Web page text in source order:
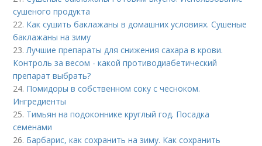
сушеного продукта
22. Как сушить баклажаны в домашних условиях. Сушеные
баклажаны на зиму
23.Лучшие препараты для снижения сахара в крови.
Контроль за весом - какой противодиабетический
препарат выбрать?
24. Помидоры в собственном соку с чесноком.
Ингредиенты
25. Тимьян на подоконнике круглый год. Посадка
семенами
26. Барбарис, как сохранить на зиму. Как сохранить